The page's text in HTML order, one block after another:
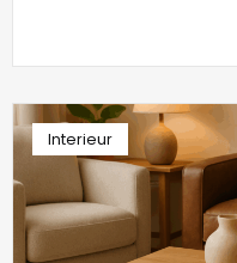
Interieur